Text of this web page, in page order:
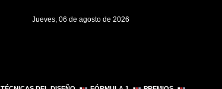
Jueves, 06 de agosto de 2026